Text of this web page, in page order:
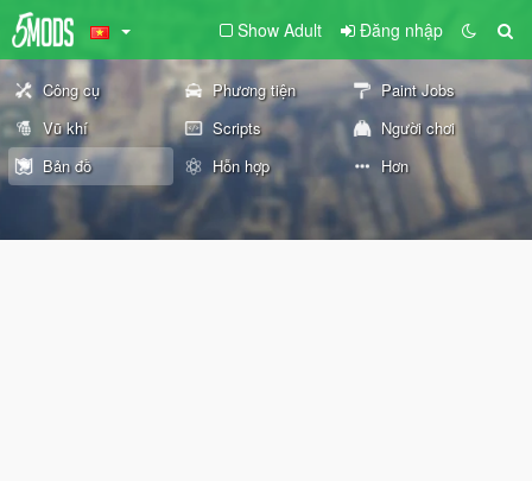
Show Adult Đăng nhập
Công cụ Phương tiện
Paint Jobs
Vũ khí
Scripts
Người chơi
Bản đồ
Hỗn hợp Hơn